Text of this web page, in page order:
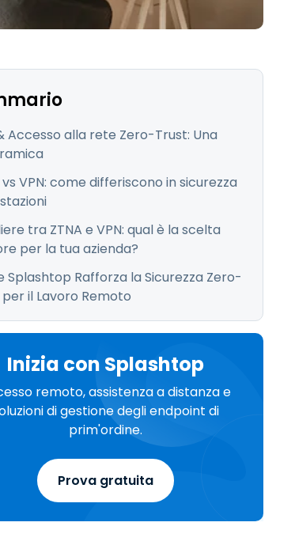
ภาษาไทย
Bahasa
Accesso alla rete Zero-Trust: Una
vs VPN: come differiscono in sicurezza
tra ZTNA e VPN: qual è la scelta
per la tua azienda?
Splashtop Rafforza la Sicurezza Zero-
il Lavoro Remoto
Inizia con Splashtop
remoto, assistenza a distanza e
di gestione degli endpoint di
prim'ordine.
Prova gratuita